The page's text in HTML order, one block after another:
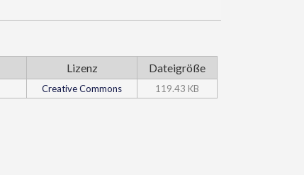
Lizenz Dateigröße
Creative Commons 119.43 KB